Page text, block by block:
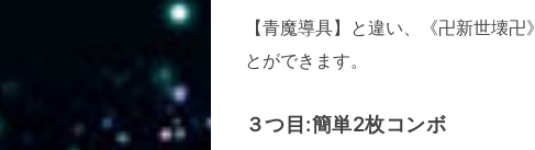
【青魔導具】と違い、《卍新世壊
とができます。
３つ目:簡単2枚コンボ